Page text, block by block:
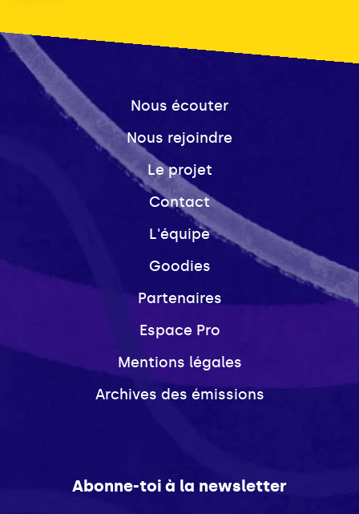
Nous écouter
Nous rejoindre
Le projet
Contact
L'équipe
Goodies
Partenaires
Espace Pro
Mentions légales
Archives des émissions
Abonne-toi à la newsletter